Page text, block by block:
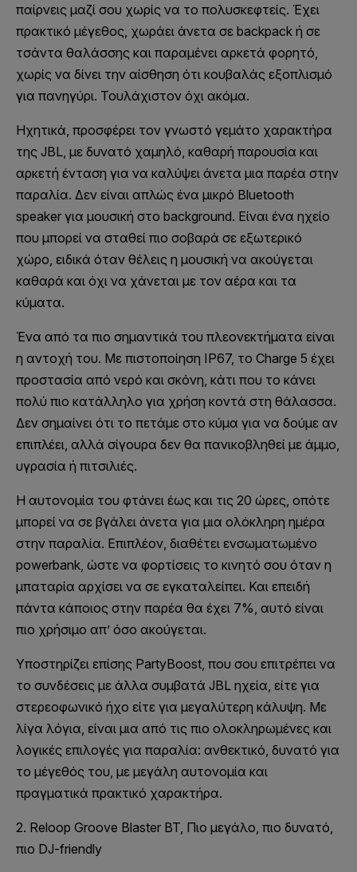
παίρνεις μαζί σου χωρίς να το πολυσκεφτείς. Έχει
πρακτικό μέγεθος, χωράει άνετα σε backpack ή σε
τσάντα θαλάσσης και παραμένει αρκετά φορητό,
χωρίς να δίνει την αίσθηση ότι κουβαλάς εξοπλισμό
για πανηγύρι. Τουλάχιστον όχι ακόμα.
Ηχητικά, προσφέρει τον γνωστό γεμάτο χαρακτήρα
της JBL, με δυνατό χαμηλό, καθαρή παρουσία και
αρκετή ένταση για να καλύψει άνετα μια παρέα στην
παραλία. Δεν είναι απλώς ένα μικρό Bluetooth
speaker για μουσική στο background. Είναι ένα ηχείο
που μπορεί να σταθεί πιο σοβαρά σε εξωτερικό
χώρο, ειδικά όταν θέλεις η μουσική να ακούγεται
καθαρά και όχι να χάνεται με τον αέρα και τα
κύματα.
Ένα από τα πιο σημαντικά του πλεονεκτήματα είναι
η αντοχή του. Με πιστοποίηση IP67, το Charge 5 έχει
προστασία από νερό και σκόνη, κάτι που το κάνει
πολύ πιο κατάλληλο για χρήση κοντά στη θάλασσα.
Δεν σημαίνει ότι το πετάμε στο κύμα για να δούμε αν
επιπλέει, αλλά σίγουρα δεν θα πανικοβληθεί με άμμο,
υγρασία ή πιτσιλιές.
Η αυτονομία του φτάνει έως και τις 20 ώρες, οπότε
μπορεί να σε βγάλει άνετα για μια ολόκληρη ημέρα
στην παραλία. Επιπλέον, διαθέτει ενσωματωμένο
powerbank, ώστε να φορτίσεις το κινητό σου όταν η
μπαταρία αρχίσει να σε εγκαταλείπει. Και επειδή
πάντα κάποιος στην παρέα θα έχει 7%, αυτό είναι
πιο χρήσιμο απ’ όσο ακούγεται.
Υποστηρίζει επίσης PartyBoost, που σου επιτρέπει να
το συνδέσεις με άλλα συμβατά JBL ηχεία, είτε για
στερεοφωνικό ήχο είτε για μεγαλύτερη κάλυψη. Με
λίγα λόγια, είναι μια από τις πιο ολοκληρωμένες και
λογικές επιλογές για παραλία: ανθεκτικό, δυνατό για
το μέγεθός του, με μεγάλη αυτονομία και
πραγματικά πρακτικό χαρακτήρα.
2. Reloop Groove Blaster BT, Πιο μεγάλο, πιο δυνατό,
πιο DJ-friendly